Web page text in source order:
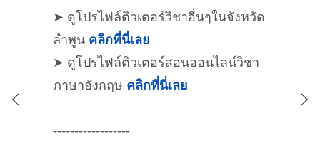
➤ ดูโปรไฟล์ติวเตอร์วิชาอื่นๆในจังหวัด
ลำพูน คลิกที่นี่เลย
➤ ดูโปรไฟล์ติวเตอร์สอนออนไลน์วิชา
ภาษาอังกฤษ คลิกที่นี่เลย
------------------